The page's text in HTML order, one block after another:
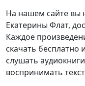
На нашем сайте вы
Екатерины Флат,
Каждое
скачать бесплатно
слушать
воспринимать